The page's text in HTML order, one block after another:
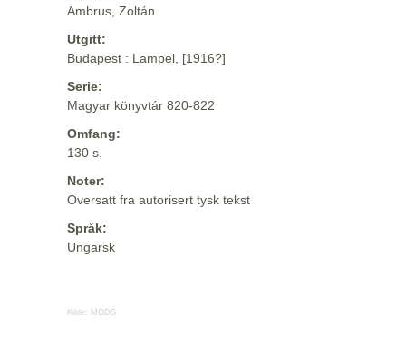
Ambrus, Zoltán
Utgitt:
Budapest : Lampel, [1916?]
Serie:
Magyar könyvtár 820-822
Omfang:
130 s.
Noter:
Oversatt fra autorisert tysk tekst
Språk:
Ungarsk
Kilde: MODS